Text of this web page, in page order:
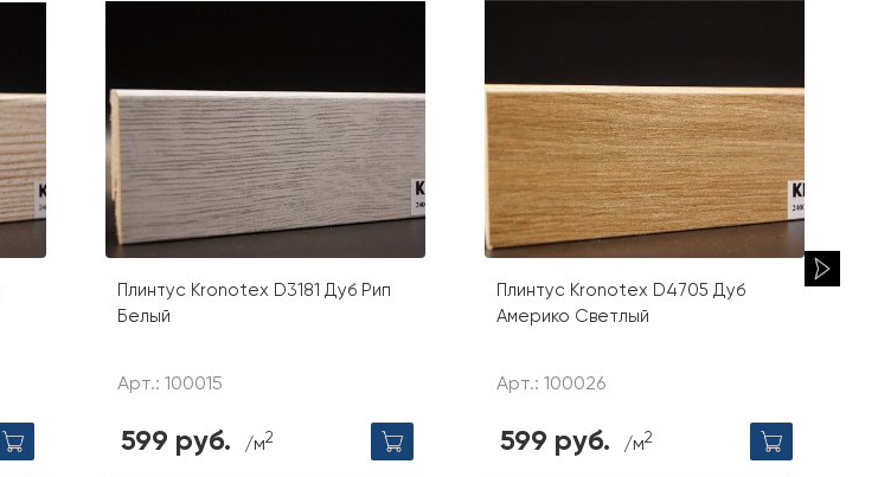
Плинтус Kronotex D3181 Дуб Рип
Белый
Арт.: 100015
599 руб. /м2
Плинтус Kronotex D4705 Дуб
Америко Светлый
Арт.: 100026
599 руб. /м2